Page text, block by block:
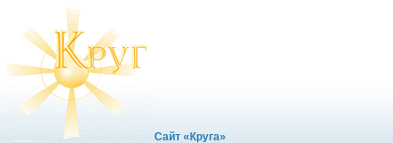
Сайт «Круга»